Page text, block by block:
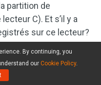
partition de
C). Et s’il y a
sur ce lecteur?
temps, mais
Windows ne
By continuing, you
our Cookie Policy.